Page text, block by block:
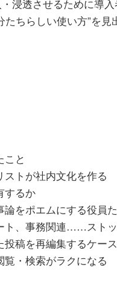
浸透させるために導
たちらしい使い方”を
こと
ストが社内文化を作る
するか
論をポエムにする役員
ト、事務関連……スト
投稿を再編集するケー
覧・検索がラクになる